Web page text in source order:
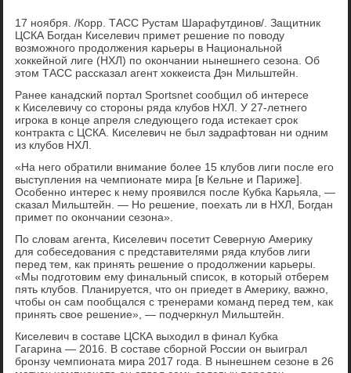
17 ноября. /Корр. ТАСС Рустам Шарафутдинов/. Защитник
ЦСКА Богдан Киселевич примет решение по поводу
возможного продолжения карьеры в Национальной
хоккейной лиге (НХЛ) по окончании нынешнего сезона. Об
этом ТАСС рассказал агент хоккеиста Дэн Мильштейн.
Ранее канадский портал Sportsnet сообщил об интересе
к Киселевичу со стороны ряда клубов НХЛ. У 27-летнего
игрока в конце апреля следующего года истекает срок
контракта с ЦСКА. Киселевич не был задрафтован ни одним
из клубов НХЛ.
«На него обратили внимание более 15 клубов лиги после его
выступления на чемпионате мира [в Кельне и Париже].
Особенно интерес к нему проявился после Кубка Карьяла, —
сказал Мильштейн. — Но решение, поехать ли в НХЛ, Богдан
примет по окончании сезона».
По словам агента, Киселевич посетит Северную Америку
для собеседования с представителями ряда клубов лиги
перед тем, как принять решение о продолжении карьеры.
«Мы подготовим ему финальный список, в который отберем
пять клубов. Планируется, что он приедет в Америку, важно,
чтобы он сам пообщался с тренерами команд перед тем, как
принять свое решение», — подчеркнул Мильштейн.
Киселевич в составе ЦСКА выходил в финал Кубка
Гагарина — 2016. В составе сборной России он выиграл
бронзу чемпионата мира 2017 года. В нынешнем сезоне в 26